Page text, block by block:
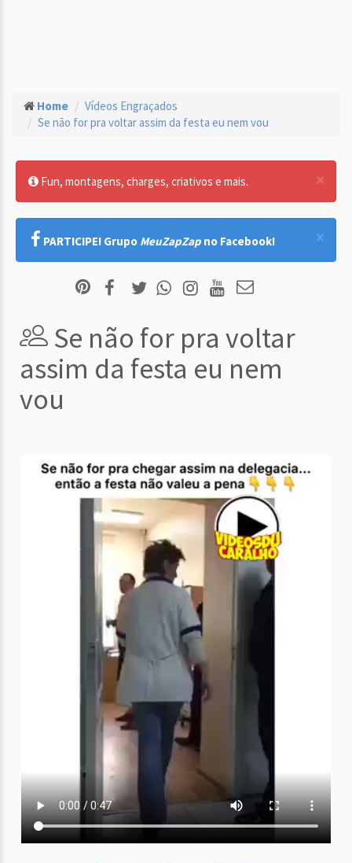
Home
Vídeos Engraçados
Se não for pra voltar assim da festa eu nem vou
×
Fun, montagens, charges, criativos e mais.
×
PARTICIPE! Grupo MeuZapZap no Facebook!
Se não for pra voltar
assim da festa eu nem
vou